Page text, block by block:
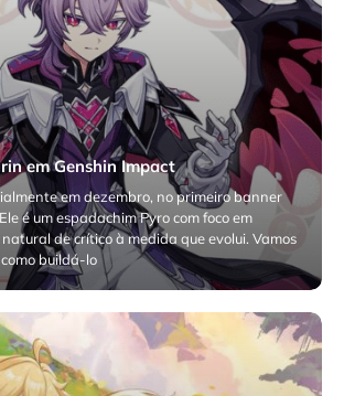
em Genshin Impact
em dezembro, no primeiro banner
é um espadachim Pyro com foco em
de crítico à medida que evolui. Vamos
buildá-lo
26, 2025